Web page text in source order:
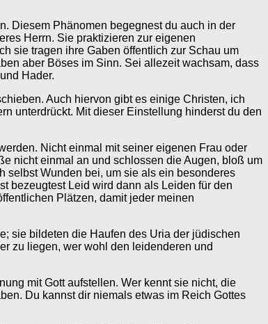
Diesem Phänomen begegnest du auch in der
Herrn. Sie praktizieren zur eigenen
sie tragen ihre Gaben öffentlich zur Schau um
aber Böses im Sinn. Sei allezeit wachsam, dass
Hader.
Auch hiervon gibt es einige Christen, ich
unterdrückt. Mit dieser Einstellung hinderst du den
Nicht einmal mit seiner eigenen Frau oder
nicht einmal an und schlossen die Augen, bloß um
selbst Wunden bei, um sie als ein besonderes
bezeugtest Leid wird dann als Leiden für den
Plätzen, damit jeder meinen
sie bildeten die Haufen des Uria der jüdischen
zu liegen, wer wohl den leidenderen und
mit Gott aufstellen. Wer kennt sie nicht, die
Du kannst dir niemals etwas im Reich Gottes